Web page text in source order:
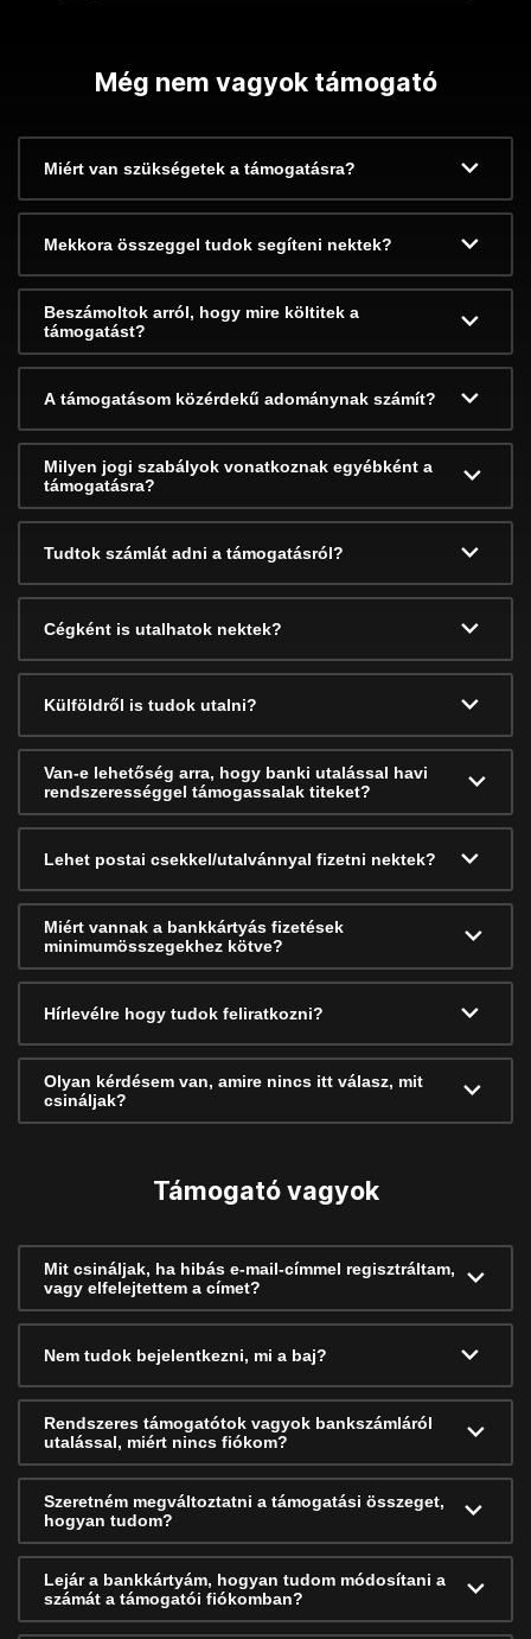
Még nem vagyok támogató
Miért van szükségetek a támogatásra?
Mekkora összeggel tudok segíteni nektek?
Beszámoltok arról, hogy mire költitek a
támogatást?
A támogatásom közérdekű adománynak számít?
Milyen jogi szabályok vonatkoznak egyébként a
támogatásra?
Tudtok számlát adni a támogatásról?
Cégként is utalhatok nektek?
Külföldről is tudok utalni?
Van-e lehetőség arra, hogy banki utalással havi
rendszerességgel támogassalak titeket?
Lehet postai csekkel/utalvánnyal fizetni nektek?
Miért vannak a bankkártyás fizetések
minimumösszegekhez kötve?
Hírlevélre hogy tudok feliratkozni?
Olyan kérdésem van, amire nincs itt válasz, mit
csináljak?
Támogató vagyok
Mit csináljak, ha hibás e-mail-címmel regisztráltam,
vagy elfelejtettem a címet?
Nem tudok bejelentkezni, mi a baj?
Rendszeres támogatótok vagyok bankszámláról
utalással, miért nincs fiókom?
Szeretném megváltoztatni a támogatási összeget,
hogyan tudom?
Lejár a bankkártyám, hogyan tudom módosítani a
számát a támogatói fiókomban?